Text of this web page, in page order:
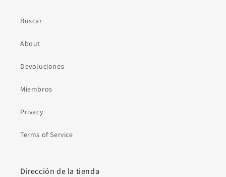
Buscar
About
Devoluciones
Miembros
Privacy
Terms of Service
Dirección de la tienda